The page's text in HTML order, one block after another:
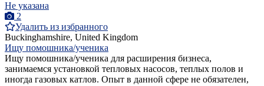
Не указана
2
Удалить из избранного
Buckinghamshire, United Kingdom
Ищу помошника/ученика
Ищу помошника/ученика для расширения бизнеса,
занимаемся установкой тепловых насосов, теплых полов и
иногда газовых катлов. Опыт в данной сфере не обязателен,